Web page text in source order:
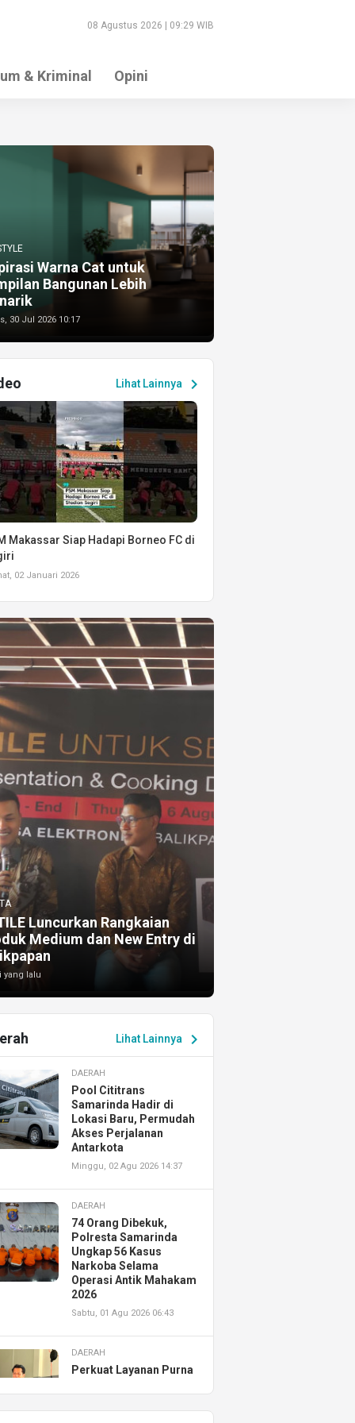
08 Agustus 2026 | 09:29 WIB
& Kriminal Opini
Warna Cat untuk
Bangunan Lebih
30 Jul 2026 10:17
Lihat Lainnya chevron_right
Makassar Siap Hadapi Borneo FC di
02 Januari 2026
Luncurkan Rangkaian
Medium dan New Entry di
yang lalu
Lihat Lainnya chevron_right
DAERAH
Pool Cititrans
Samarinda Hadir di
Lokasi Baru, Permudah
Akses Perjalanan
Antarkota
Minggu, 02 Agu 2026 14:37
DAERAH
74 Orang Dibekuk,
Polresta Samarinda
Ungkap 56 Kasus
Narkoba Selama
Operasi Antik Mahakam
2026
Sabtu, 01 Agu 2026 06:43
DAERAH
Perkuat Layanan Purna
Resmikan AHASS